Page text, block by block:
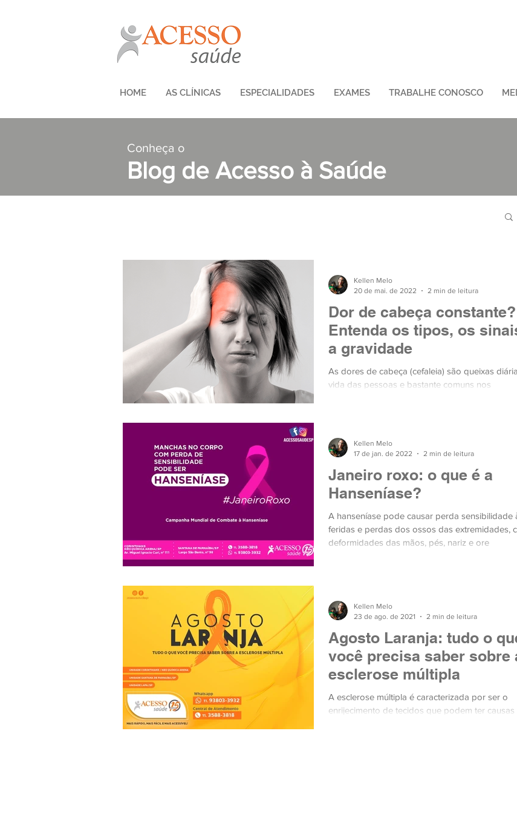
HOME AS CLÍNICAS ESPECIALIDADES EXAMES TRABALHE CONOSCO
Conheça o
Blog de Acesso à Saúde
Dor de cabeça constante?
Entenda os tipos, os sinais
a gravidade
As dores de cabeça (cefaleia) são queixas
vida das pessoas e bastante comuns nos
Kellen Melo
20 de mai. de 2022
2 min de leitura
Janeiro roxo: o que é a
Hanseníase?
A hanseníase pode causar perda sensibilidade
feridas e perdas dos ossos das extremidades,
deformidades das mãos, pés, nariz e ore
Kellen Melo
17 de jan. de 2022
2 min de leitura
Agosto Laranja: tudo o
você precisa saber sobre
esclerose múltipla
A esclerose múltipla é caracterizada por ser o
enrijecimento de tecidos que podem ter causas
Kellen Melo
23 de ago. de 2021
2 min de leitura